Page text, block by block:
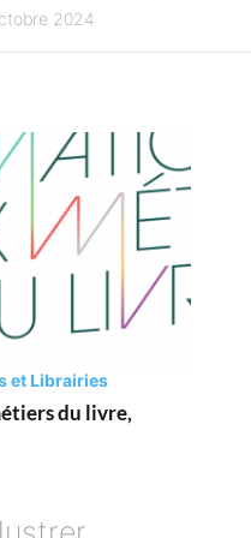
2024
et Librairies
du livre,